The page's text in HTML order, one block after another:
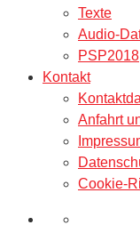
Texte
Audio-
PSP2018
Kontakt
Anfahrt
Cookie-